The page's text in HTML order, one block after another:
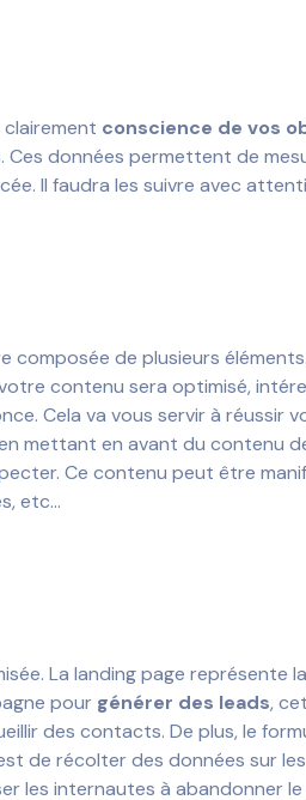
clairement conscience de vos
Ces données permettent de
Il faudra les suivre avec
de plusieurs
contenu sera optimisé,
Cela va vous servir à réussir
mettant en avant du contenu
Ce contenu peut être
etc…
La landing page représente
pour générer des leads,
des contacts. De plus, le
de récolter des données sur
les internautes à abandonner